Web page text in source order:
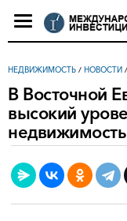
НЕДВИЖИМОСТЬ / НОВОСТИ /
В Восточной
высокий
недвижимость